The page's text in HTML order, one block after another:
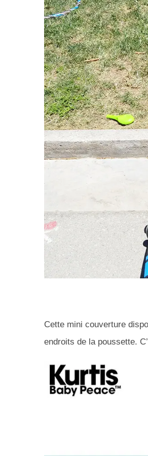
Cette mini couverture
endroits de la poussette.